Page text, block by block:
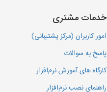
خدمات مشتری
امور کاربران (مرکز پشتیبانی)
پاسخ به سوالات
کارگاه های آموزش نرم‌افزار
راهنمای نصب نرم‌افزار